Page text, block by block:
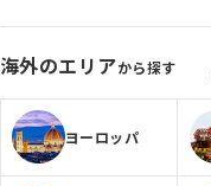
海外のエリアから探す
ヨーロッパ